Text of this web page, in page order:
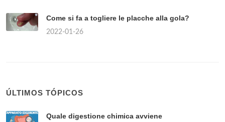
Come si fa a togliere le placche alla gola?
2022-01-26
ÚLTIMOS TÓPICOS
Quale digestione chimica avviene